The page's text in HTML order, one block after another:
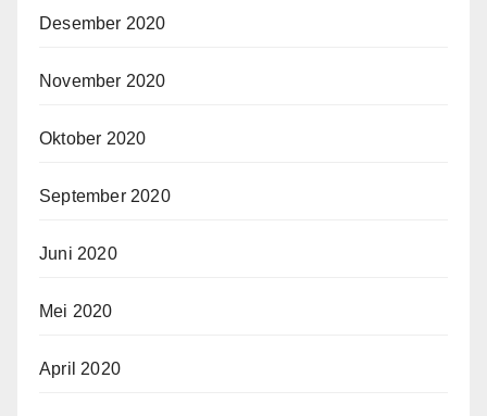
Desember 2020
November 2020
Oktober 2020
September 2020
Juni 2020
Mei 2020
April 2020